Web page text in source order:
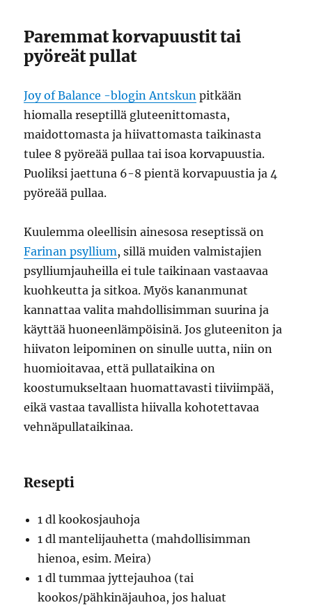
Paremmat korvapuustit tai
pyöreät pullat
Joy of Balance -blogin Antskun pitkään
hiomalla reseptillä gluteenittomasta,
maidottomasta ja hiivattomasta taikinasta
tulee 8 pyöreää pullaa tai isoa korvapuustia.
Puoliksi jaettuna 6-8 pientä korvapuustia ja 4
pyöreää pullaa.
Kuulemma oleellisin ainesosa reseptissä on
Farinan psyllium, sillä muiden valmistajien
psylliumjauheilla ei tule taikinaan vastaavaa
kuohkeutta ja sitkoa. Myös kananmunat
kannattaa valita mahdollisimman suurina ja
käyttää huoneenlämpöisinä. Jos gluteeniton ja
hiivaton leipominen on sinulle uutta, niin on
huomioitavaa, että pullataikina on
koostumukseltaan huomattavasti tiiviimpää,
eikä vastaa tavallista hiivalla kohotettavaa
vehnäpullataikinaa.
Resepti
1 dl kookosjauhoja
1 dl mantelijauhetta (mahdollisimman
hienoa, esim. Meira)
1 dl tummaa jyttejauhoa (tai
kookos/pähkinäjauhoa, jos haluat